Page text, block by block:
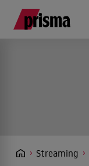
Streaming